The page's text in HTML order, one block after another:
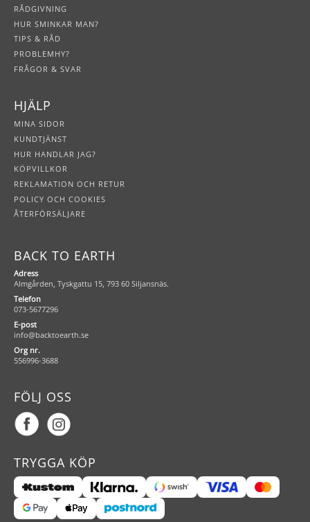
RÅDGIVNING
HUR SMINKAR MAN?
TIPS & RÅD
PROBLEMHY?
FRÅGOR & SVAR
HJÄLP
MINA SIDOR
KUNDTJÄNST
HUR HANDLAR JAG?
KÖPVILLKOR
REKLAMATION OCH RETUR
POLICY OCH COOKIES
ÅTERFÖRSÄLJARE
BACK TO EARTH
Adress
Almgården, Tyskgattu 15, 793 60 Siljansnäs.
Telefon
073-5677296
E-post
info@backtoearth.se
Org nr.
556996-3688
FÖLJ OSS
TRYGGA KÖP